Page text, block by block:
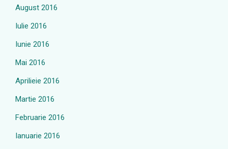
August 2016
Iulie 2016
Iunie 2016
Mai 2016
Aprilieie 2016
Martie 2016
Februarie 2016
Ianuarie 2016